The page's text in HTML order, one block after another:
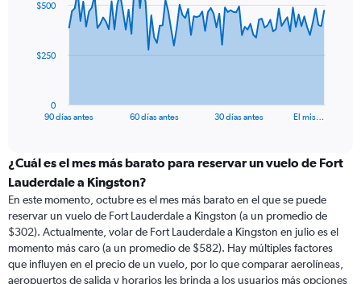
data
The
categories.
Range:
categories.
The
chart
has
1
90 días antes 60 días antes 30 días antes El mis…
0
$250
$500
¿Cuál es el mes más barato para reservar un vuelo de Fort
Lauderdale a Kingston?
En este momento, octubre es el mes más barato en el que se puede
reservar un vuelo de Fort Lauderdale a Kingston (a un promedio de
$302). Actualmente, volar de Fort Lauderdale a Kingston en julio es el
momento más caro (a un promedio de $582). Hay múltiples factores
que influyen en el precio de un vuelo, por lo que comparar aerolíneas,
aeropuertos de salida y horarios les brinda a los usuarios más opciones